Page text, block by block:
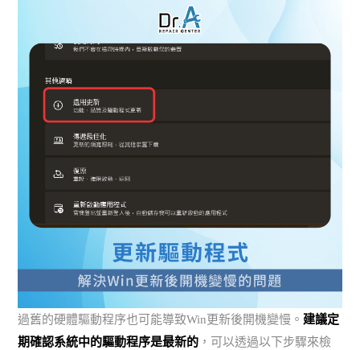
過舊的硬體驅動程序也可能導致Win更新後開機變慢。 建議定
期確認系統中的驅動程序是最新的 ，可以透過以下步驟來檢